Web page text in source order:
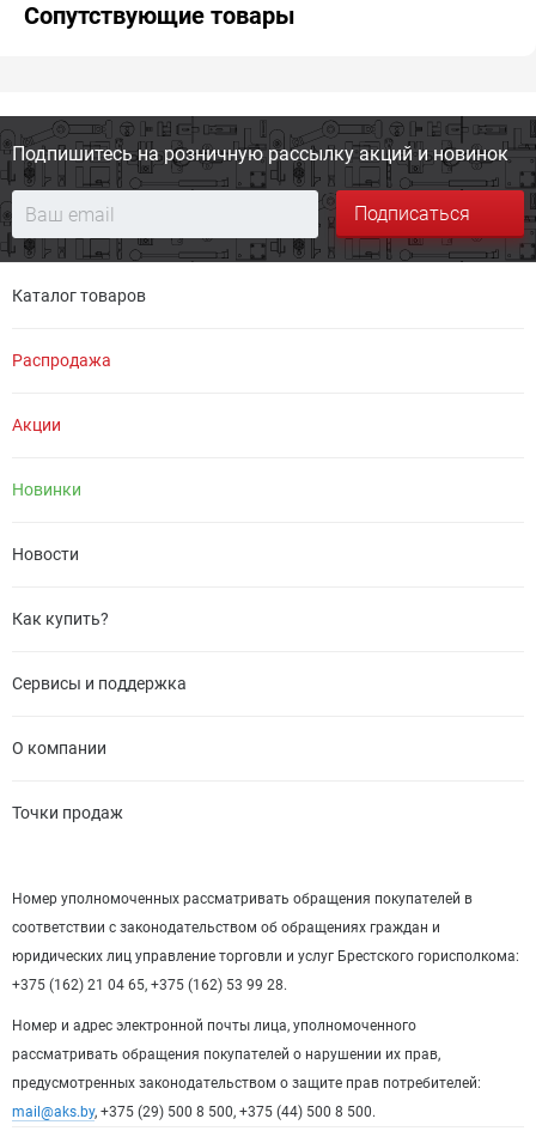
Сопутствующие товары
Подпишитесь на розничную рассылку акций и новинок
Подписаться
Каталог товаров
Распродажа
Акции
Новинки
Новости
Как купить?
Сервисы и поддержка
О компании
Точки продаж
Номер уполномоченных рассматривать обращения покупателей в
соответствии с законодательством об обращениях граждан и
юридических лиц управление торговли и услуг Брестского горисполкома:
+375 (162) 21 04 65, +375 (162) 53 99 28.
Номер и адрес электронной почты лица, уполномоченного
рассматривать обращения покупателей о нарушении их прав,
предусмотренных законодательством о защите прав потребителей:
mail@aks.by, +375 (29) 500 8 500, +375 (44) 500 8 500.